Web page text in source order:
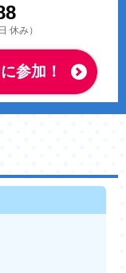
休み）
参加！